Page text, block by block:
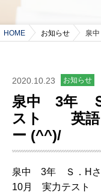
HOME お知らせ 泉
2020.10.23 お知らせ
泉中 3年
スト 英語
ー (^^)/
泉中 3年 Ｓ．H
10月 実力テスト